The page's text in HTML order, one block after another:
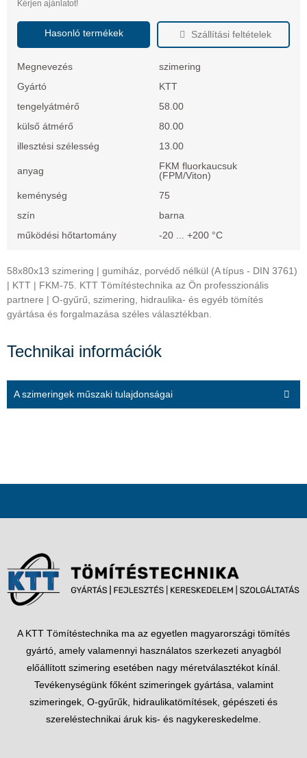
Kérjen ajánlatot!
Hasonló termékek Szállítási feltételek
Megnevezés
szimering
Gyártó
KTT
tengelyátmérő
58.00
külső átmérő
80.00
illesztési szélesség
13.00
anyag
FKM fluorkaucsuk
(FPM/Viton)
keménység
75
szín
barna
működési hőtartomány
-20 ... +200 °C
58x80x13 szimering | gumiház, porvédő nélkül (A típus - DIN 3761)
| KTT | FKM-75. KTT Tömítéstechnika az Ön professzionális
partnere | O-gyűrű, szimering, hidraulika- és egyéb tömítés
gyártása és forgalmazása széles választékban.
Technikai információk
A szimeringek műszaki tulajdonságai
A KTT Tömítéstechnika ma az egyetlen magyarországi tömítés
gyártó, amely valamennyi használatos szerkezeti anyagból
előállított szimering esetében nagy méretválasztékot kínál.
Tevékenységünk főként szimeringek gyártása, valamint
szimeringek, O-gyűrűk, hidraulikatömítések, gépészeti és
szereléstechnikai áruk kis- és nagykereskedelme.